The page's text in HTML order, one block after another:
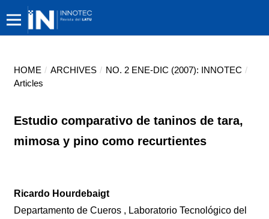
HOME / ARCHIVES / NO. 2 ENE-DIC (2007): INNOTEC /
Articles
Estudio comparativo de taninos de tara,
mimosa y pino como recurtientes
Ricardo Hourdebaigt
Departamento de Cueros , Laboratorio Tecnológico del